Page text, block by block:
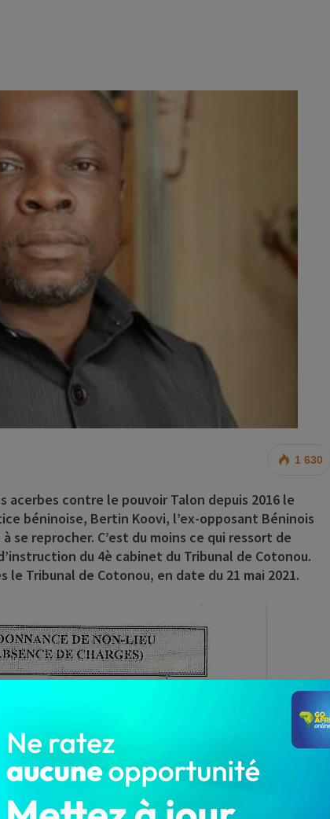
1 630
contre le pouvoir Talon depuis 2016 le
béninoise, Bertin Koovi, l’ex-opposant Béninois
se reprocher. C’est du moins ce qui ressort de
du 4è cabinet du Tribunal de Cotonou.
Tribunal de Cotonou, en date du 21 mai 2021.